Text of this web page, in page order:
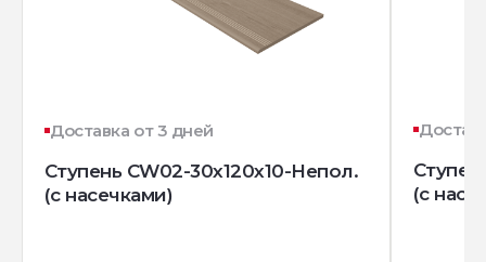
Доставка от 3 дней
Ступень CW02-30x120x10-Непол.
(с насечками)
(с